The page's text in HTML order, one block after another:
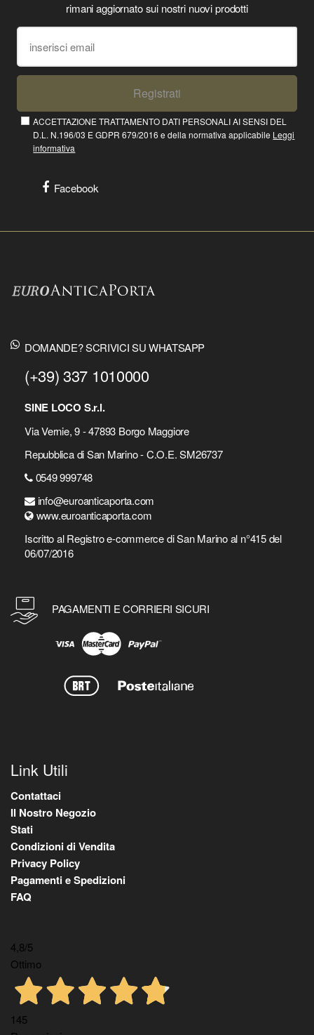
rimani aggiornato sui nostri nuovi prodotti
Registrati
ACCETTAZIONE TRATTAMENTO DATI PERSONALI AI SENSI DEL
D.L. N.196/03 E GDPR 679/2016 e della normativa applicabile Leggi
informativa
Facebook
DOMANDE? SCRIVICI SU WHATSAPP
(+39) 337 1010000
SINE LOCO S.r.l.
Via Vernie, 9 - 47893 Borgo Maggiore
Repubblica di San Marino - C.O.E. SM26737
0549 999748
info@euroanticaporta.com
www.euroanticaporta.com
Iscritto al Registro e-commerce di San Marino al n°415 del
06/07/2016
PAGAMENTI E CORRIERI SICURI
Link Utili
Contattaci
Il Nostro Negozio
Stati
Condizioni di Vendita
Privacy Policy
Pagamenti e Spedizioni
FAQ
4,8/5
Ottimo
145